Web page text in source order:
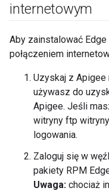
internetowym
Aby zainstalować
połączeniem
Uzyskaj z Apigee
używasz do
Apigee. Jeśli
witryny ftp
logowania.
Zaloguj się w
pakiety RPM
Uwaga: chociaż